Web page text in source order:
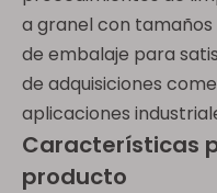
a granel con
de embalaje para
de adquisiciones
aplicaciones
Características
producto